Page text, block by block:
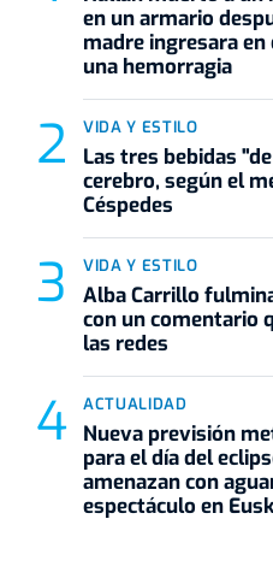
en un armario
madre ingresara
una hemorragia
VIDA Y ESTILO
Las tres bebidas
cerebro, según el
Céspedes
VIDA Y ESTILO
Alba Carrillo
con un comentario
las redes
ACTUALIDAD
Nueva previsión
para el día del
amenazan con
espectáculo en